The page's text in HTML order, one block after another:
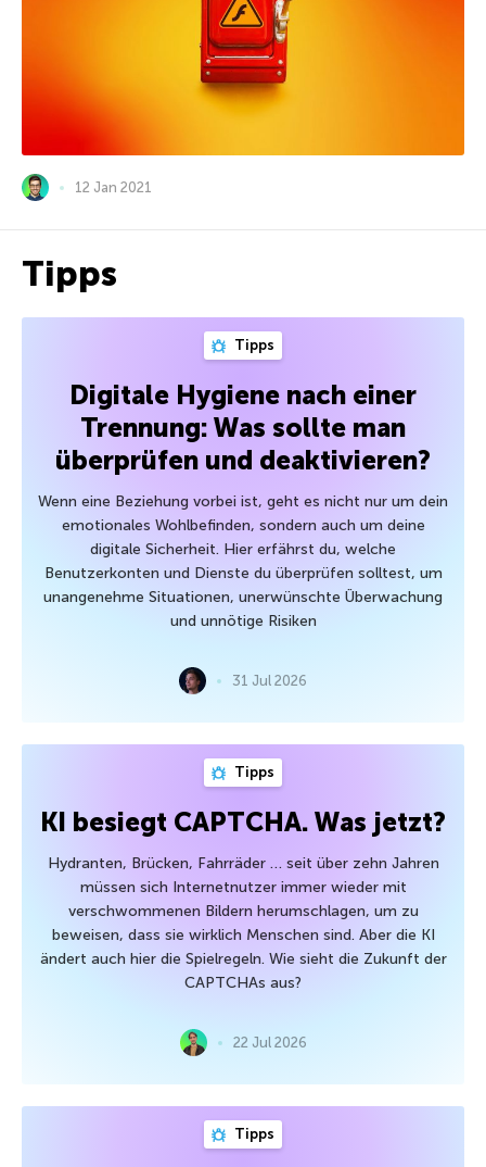
12 Jan 2021
Tipps
Tipps
Digitale Hygiene nach einer
Trennung: Was sollte man
überprüfen und deaktivieren?
Wenn eine Beziehung vorbei ist, geht es nicht nur um dein
emotionales Wohlbefinden, sondern auch um deine
digitale Sicherheit. Hier erfährst du, welche
Benutzerkonten und Dienste du überprüfen solltest, um
unangenehme Situationen, unerwünschte Überwachung
und unnötige Risiken
31 Jul 2026
Tipps
KI besiegt CAPTCHA. Was jetzt?
Hydranten, Brücken, Fahrräder … seit über zehn Jahren
müssen sich Internetnutzer immer wieder mit
verschwommenen Bildern herumschlagen, um zu
beweisen, dass sie wirklich Menschen sind. Aber die KI
ändert auch hier die Spielregeln. Wie sieht die Zukunft der
CAPTCHAs aus?
22 Jul 2026
Tipps